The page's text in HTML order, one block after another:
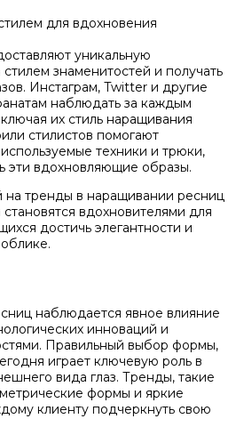
для вдохновения
уникальную
знаменитостей и получать
Инстаграм, Twitter и другие
наблюдать за каждым
их стиль наращивания
стилистов помогают
техники и трюки,
эти вдохновляющие образы.
на тренды в наращивании ресниц
вдохновителями для
достичь элегантности и
наблюдается явное влияние
инноваций и
Правильный выбор формы,
играет ключевую роль в
вида глаз. Тренды, такие
формы и яркие
клиенту подчеркнуть свою